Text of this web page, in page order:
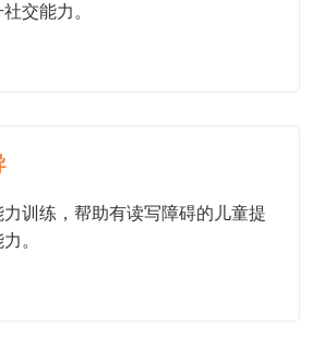
交能力。
训练，帮助有读写障碍的儿童提
。